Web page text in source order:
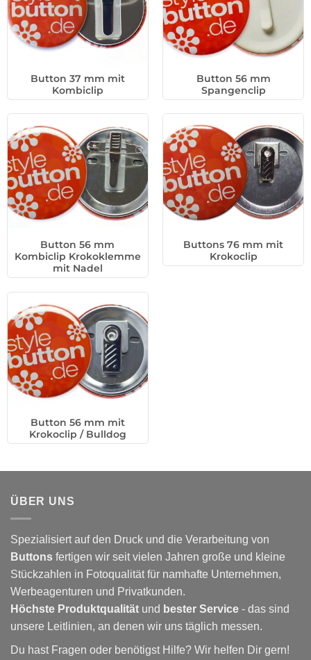
Button 37 mm mit
Kombiclip
Button 56 mm
Spangenclip
Button 56 mm
Kombiclip Krokoklemme
mit Nadel
Buttons 76 mm mit
Krokoclip
Button 56 mm mit
Krokoclip / Bulldog
ÜBER UNS
Spezialisiert auf den Druck und die Verarbeitung von
Buttons fertigen wir seit vielen Jahren große und kleine
Stückzahlen in Fotoqualität für namhafte Unternehmen,
Werbeagenturen und Privatkunden.
Höchste Produktqualität und bester Service - das sind
unsere Leitlinien, an denen wir uns täglich messen.
Du hast Fragen oder benötigst Hilfe? Wir helfen Dir gern!